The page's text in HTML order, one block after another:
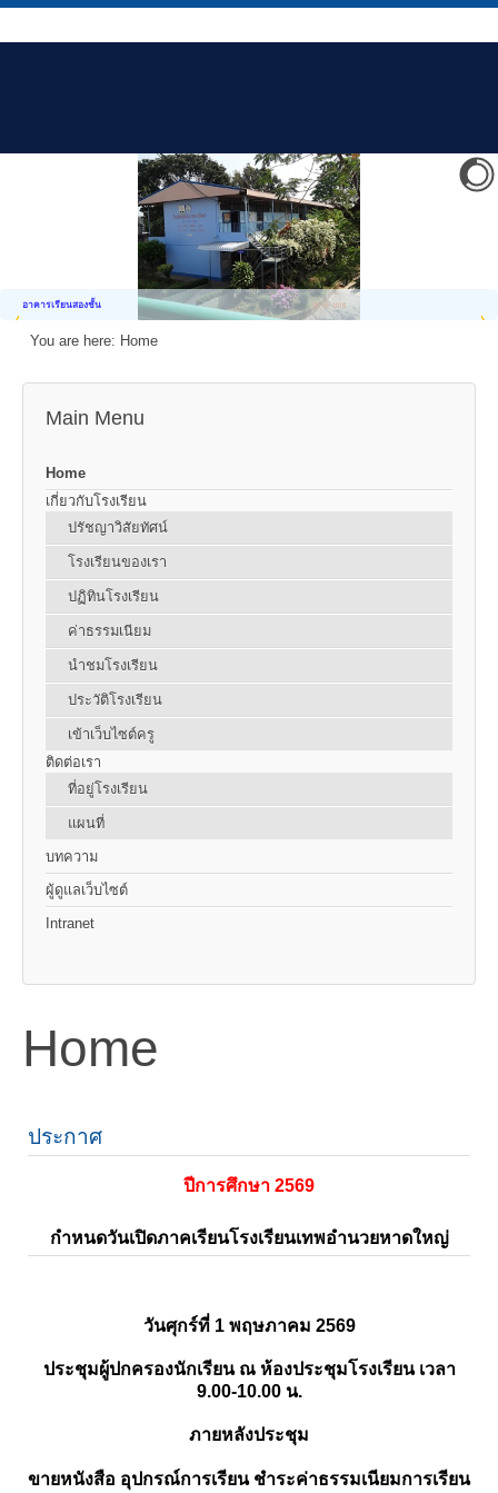
อาคารเรียนสองชั้น
You are here: Home
Main Menu
Home
เกี่ยวกับโรงเรียน
ปรัชญาวิสัยทัศน์
โรงเรียนของเรา
ปฏิทินโรงเรียน
ค่าธรรมเนียม
นำชมโรงเรียน
ประวัติโรงเรียน
เข้าเว็บไซต์ครู
ติดต่อเรา
ที่อยู่โรงเรียน
แผนที่
บทความ
ผู้ดูแลเว็บไซต์
Intranet
Home
ประกาศ
ปีการศึกษา 2569
กำหนดวันเปิดภาคเรียนโรงเรียนเทพอำนวยหาดใหญ่
วันศุกร์ที่ 1 พฤษภาคม 2569
ประชุมผู้ปกครองนักเรียน ณ ห้องประชุมโรงเรียน เวลา
9.00-10.00 น.
ภายหลังประชุม
ขายหนังสือ อุปกรณ์การเรียน ชำระค่าธรรมเนียมการเรียน